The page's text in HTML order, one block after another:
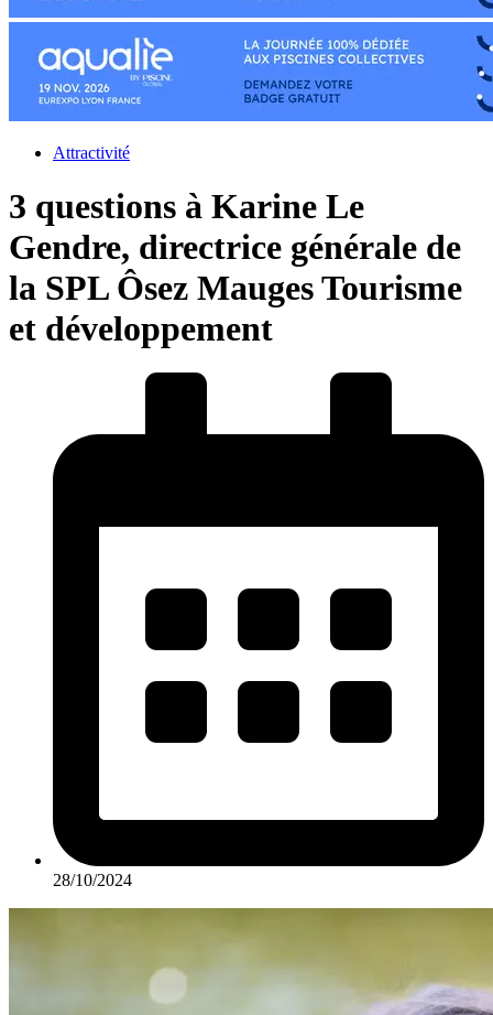
Attractivité
3 questions à Karine Le
Gendre, directrice générale de
la SPL Ôsez Mauges Tourisme
et développement
28/10/2024